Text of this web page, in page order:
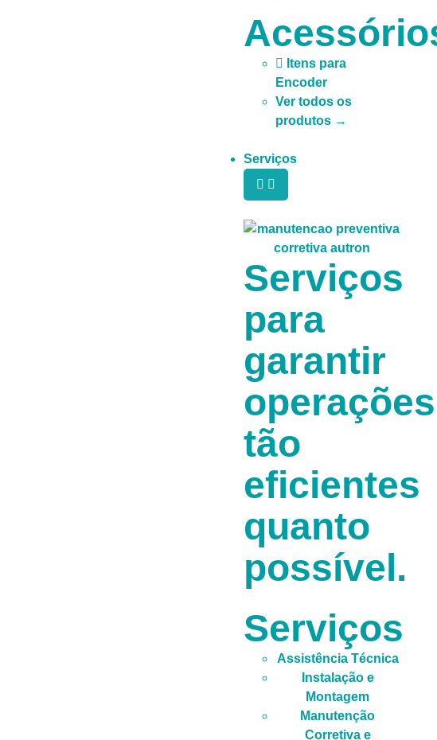
Itens para
Encoder
Ver todos os
produtos →
Serviços
Serviços
para
garantir
operações
tão
eficientes
quanto
possível.
Serviços
Assistência Técnica
Instalação e
Montagem
Manutenção
Corretiva e